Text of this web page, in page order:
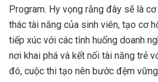
Program. Hy vọng rằng đây sẽ là
thác tài năng của sinh viên, tạo cơ
tiếp xúc với các tình huống doanh
nơi khai phá và kết nối tài năng trẻ
đó, cuộc thi tạo nên bước đệm